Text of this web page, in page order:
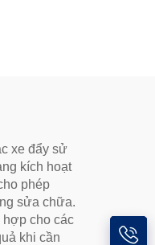
xe đẩy sử
kích hoạt
phép
sửa chữa.
hợp cho các
khi cần